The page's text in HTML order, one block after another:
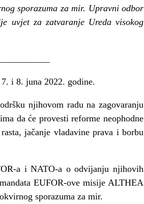
sporazuma za mir. Upravni odbor
uvjet za zatvaranje Ureda visokog
i 8. juna 2022. godine.
njihovom radu na zagovaranju
da će provesti reforme neophodne
jačanje vladavine prava i borbu
a i NATO-a o odvijanju njihovih
EUFOR-ove misije ALTHEA
sporazuma za mir.